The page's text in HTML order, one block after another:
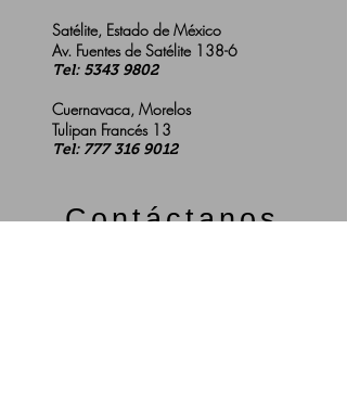
Contáctanos
Satélite, Estado de México
Av. Fuentes de Satélite 138-6
Tel: 5343 9802
Cuernavaca, Morelos
Tulipan Francés 13
Tel: 777 316 9012